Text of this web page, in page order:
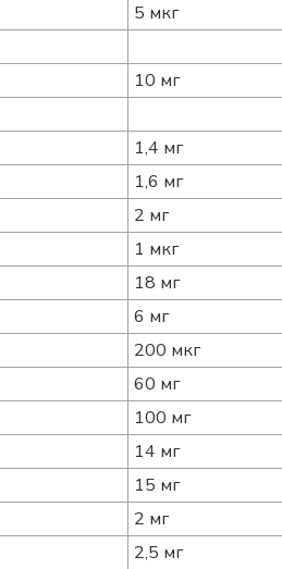
5 мкг
10 мг
1,4 мг
1,6 мг
2 мг
1 мкг
18 мг
6 мг
200 мкг
60 мг
100 мг
14 мг
15 мг
2 мг
2,5 мг